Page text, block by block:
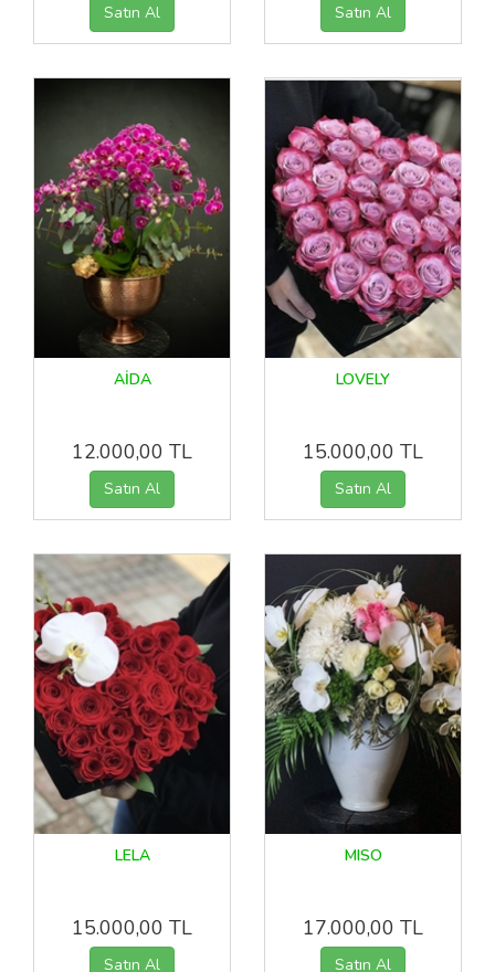
AİDA
12.000,00 TL
LOVELY
15.000,00 TL
LELA
15.000,00 TL
MISO
17.000,00 TL